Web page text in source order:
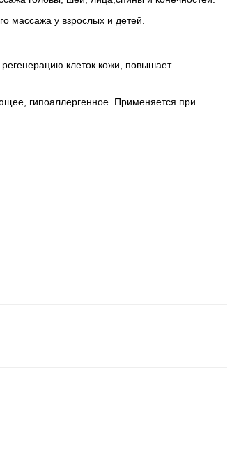
массажа у взрослых и детей.
клеток кожи, повышает
гипоаллергенное. Применяется при